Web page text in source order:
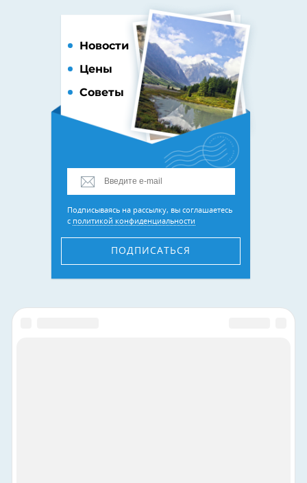
Новости
Цены
Советы
Подписываясь на рассылку, вы соглашаетесь
с политикой конфиденциальности
ПОДПИСАТЬСЯ